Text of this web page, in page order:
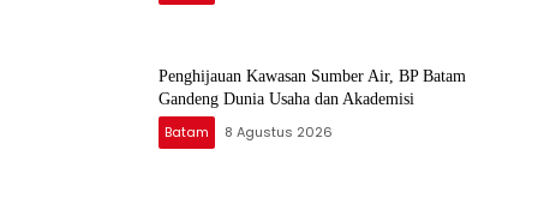
Penghijauan Kawasan Sumber Air, BP Batam
Gandeng Dunia Usaha dan Akademisi
Batam 8 Agustus 2026